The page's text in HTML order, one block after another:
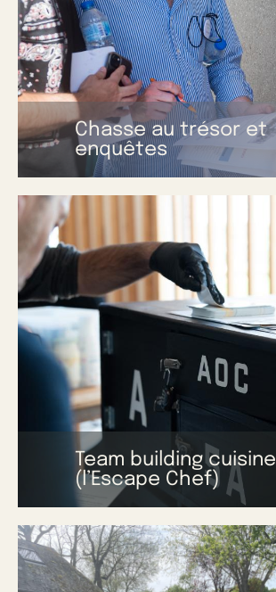
Chasse au trésor et
enquêtes
Team building cuisine
(l’Escape Chef)